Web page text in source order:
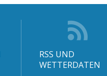
RSS UND
WETTERDATEN